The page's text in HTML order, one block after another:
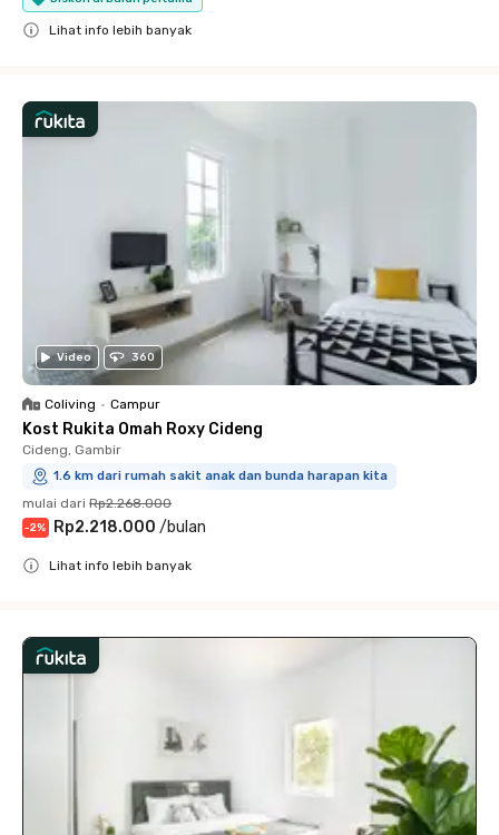
Lihat info lebih banyak
Video 360
Coliving • Campur
Kost Rukita Omah Roxy Cideng
Cideng, Gambir
1.6 km dari rumah sakit anak dan bunda harapan kita
mulai dari Rp2.268.000
-2% Rp2.218.000 /bulan
Lihat info lebih banyak